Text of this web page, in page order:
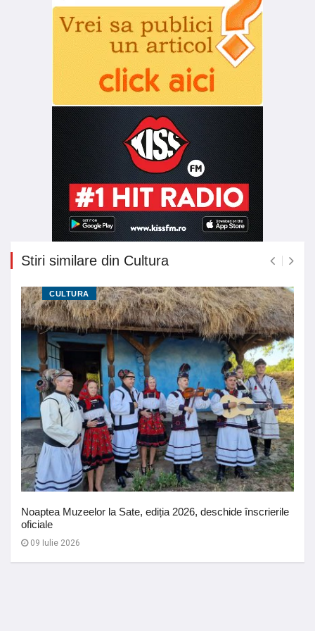
Stiri similare din Cultura
CULTURA
Noaptea Muzeelor la Sate, ediția 2026, deschide înscrierile
oficiale
09 Iulie 2026